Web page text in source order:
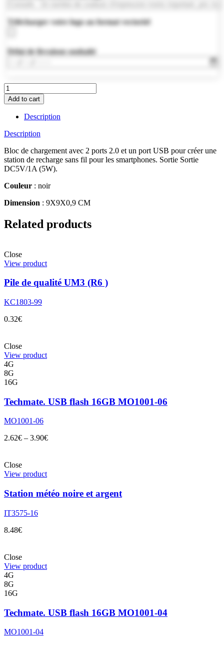
Télécharger votre logo au format vectoriel
Délai de livraison souhaité
MO9309-
03
quantity
Add to cart
Description
Description
Bloc de chargement avec 2 ports 2.0 et un port USB pour créer une
station de recharge sans fil pour les smartphones. Sortie Sortie
DC5V/1A (5W).
Couleur : noir
Dimension : 9X9X0,9 CM
Related products
Close
View product
Pile de qualité UM3 (R6 )
KC1803-99
0.32€
Close
View product
4G
8G
16G
Techmate. USB flash 16GB MO1001-06
MO1001-06
2.62€ – 3.90€
Close
View product
Station météo noire et argent
IT3575-16
8.48€
Close
View product
4G
8G
16G
Techmate. USB flash 16GB MO1001-04
MO1001-04